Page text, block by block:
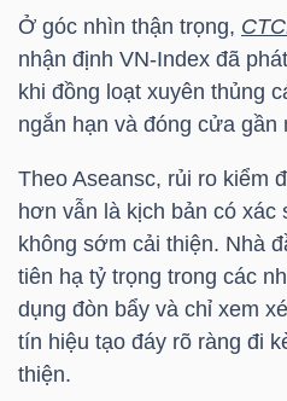
Ở góc nhìn thận trọng,
nhận định VN-Index đã
khi đồng loạt xuyên thủng
ngắn hạn và đóng cửa gần
Theo Aseansc, rủi ro kiểm
hơn vẫn là kịch bản có xác
không sớm cải thiện. Nhà
tiên hạ tỷ trọng trong các
dụng đòn bẩy và chỉ xem
tín hiệu tạo đáy rõ ràng đi
thiện.
VĨ
MÔ
NGÀNH
DOANH
NGHIỆP